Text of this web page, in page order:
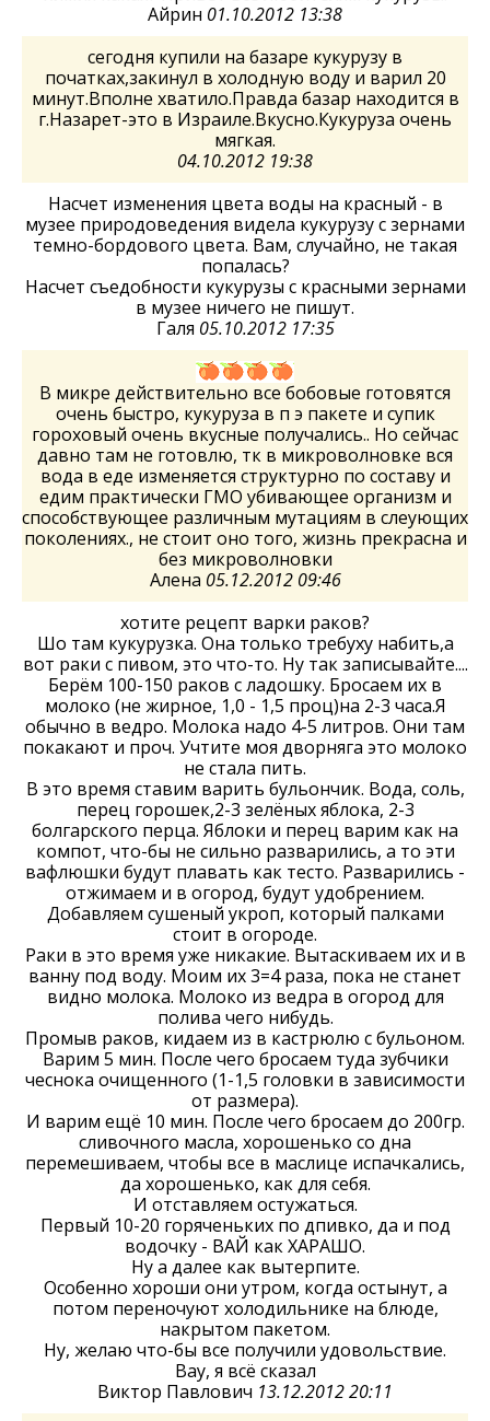
Айрин 01.10.2012 13:38
сегодня купили на базаре кукурузу в
початках,закинул в холодную воду и варил 20
минут.Вполне хватило.Правда базар находится в
г.Назарет-это в Израиле.Вкусно.Кукуруза очень
мягкая.
04.10.2012 19:38
Насчет изменения цвета воды на красный - в
музее природоведения видела кукурузу с зернами
темно-бордового цвета. Вам, случайно, не такая
попалась?
Насчет съедобности кукурузы с красными зернами
в музее ничего не пишут.
Галя 05.10.2012 17:35
В микре действительно все бобовые готовятся
очень быстро, кукуруза в п э пакете и супик
гороховый очень вкусные получались.. Но сейчас
давно там не готовлю, тк в микроволновке вся
вода в еде изменяется структурно по составу и
едим практически ГМО убивающее организм и
способствующее различным мутациям в слеующих
поколениях., не стоит оно того, жизнь прекрасна и
без микроволновки
Алена 05.12.2012 09:46
хотите рецепт варки раков?
Шо там кукурузка. Она только требуху набить,а
вот раки с пивом, это что-то. Ну так записывайте....
Берём 100-150 раков с ладошку. Бросаем их в
молоко (не жирное, 1,0 - 1,5 проц)на 2-3 часа.Я
обычно в ведро. Молока надо 4-5 литров. Они там
покакают и проч. Учтите моя дворняга это молоко
не стала пить.
В это время ставим варить бульончик. Вода, соль,
перец горошек,2-3 зелёных яблока, 2-3
болгарского перца. Яблоки и перец варим как на
компот, что-бы не сильно разварились, а то эти
вафлюшки будут плавать как тесто. Разварились -
отжимаем и в огород, будут удобрением.
Добавляем сушеный укроп, который палками
стоит в огороде.
Раки в это время уже никакие. Вытаскиваем их и в
ванну под воду. Моим их 3=4 раза, пока не станет
видно молока. Молоко из ведра в огород для
полива чего нибудь.
Промыв раков, кидаем из в кастрюлю с бульоном.
Варим 5 мин. После чего бросаем туда зубчики
чеснока очищенного (1-1,5 головки в зависимости
от размера).
И варим ещё 10 мин. После чего бросаем до 200гр.
сливочного масла, хорошенько со дна
перемешиваем, чтобы все в маслице испачкались,
да хорошенько, как для себя.
И отставляем остужаться.
Первый 10-20 горяченьких по дпивко, да и под
водочку - ВАЙ как ХАРАШО.
Ну а далее как вытерпите.
Особенно хороши они утром, когда остынут, а
потом переночуют холодильнике на блюде,
накрытом пакетом.
Ну, желаю что-бы все получили удовольствие.
Вау, я всё сказал
Виктор Павлович 13.12.2012 20:11